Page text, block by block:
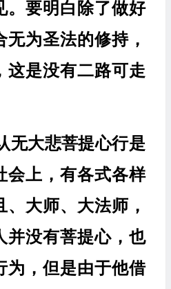
。要明白除了做好
为圣法的修持，
这是没有二路可走
无大悲菩提心行是
会上，有各式各样
大师、大法师，
并没有菩提心，也
为，但是由于他借